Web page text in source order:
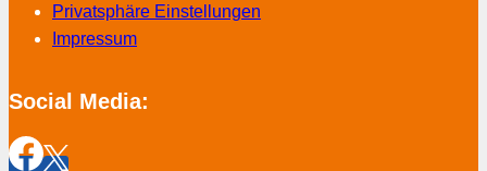
Privatsphäre Einstellungen
Impressum
Social Media: